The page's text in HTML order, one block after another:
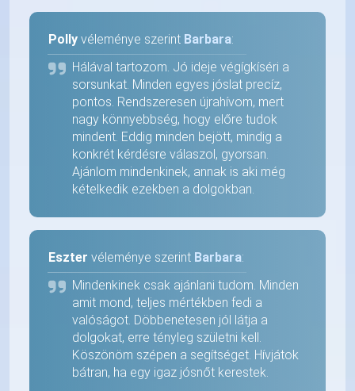
Polly véleménye szerint Barbara:
Hálával tartozom. Jó ideje végígkíséri a
sorsunkat. Minden egyes jóslat precíz,
pontos. Rendszeresen újrahívom, mert
nagy könnyebbség, hogy előre tudok
mindent. Eddig minden bejött, mindig a
konkrét kérdésre válaszol, gyorsan.
Ajánlom mindenkinek, annak is aki még
kételkedik ezekben a dolgokban.
Eszter véleménye szerint Barbara:
Mindenkinek csak ajánlani tudom. Minden
amit mond, teljes mértékben fedi a
valóságot. Döbbenetesen jól látja a
dolgokat, erre tényleg születni kell.
Köszönöm szépen a segítséget. Hívjátok
bátran, ha egy igaz jósnőt kerestek.